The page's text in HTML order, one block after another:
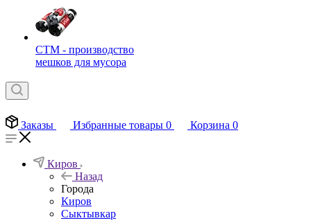
СТМ - производство
мешков для мусора
Заказы Избранные товары 0 Корзина 0
Киров
Назад
Города
Киров
Сыктывкар